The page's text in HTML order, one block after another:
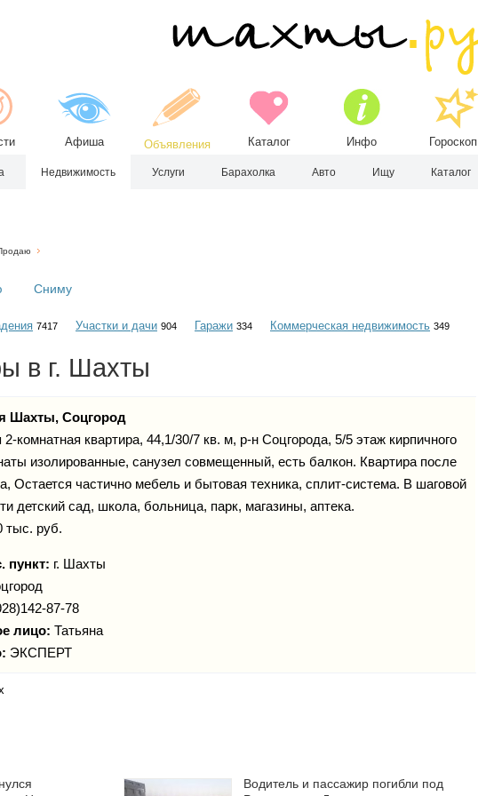
Афиша Объявления Каталог Инфо Гороскоп
Недвижимость Услуги Барахолка Авто Ищу Каталог
Сниму
7417 Участки и дачи 904 Гаражи 334 Коммерческая недвижимость 349
в г. Шахты
Шахты, Соцгород
2-комнатная квартира, 44,1/30/7 кв. м, р-н Соцгорода, 5/5 этаж кирпичного
изолированные, санузел совмещенный, есть балкон. Квартира после
Остается частично мебель и бытовая техника, сплит-система. В шаговой
детский сад, школа, больница, парк, магазины, аптека.
тыс. руб.
пункт: г. Шахты
87-78
лицо: Татьяна
ЭКСПЕРТ
Водитель и пассажир погибли под